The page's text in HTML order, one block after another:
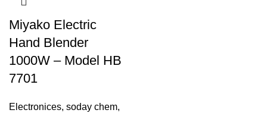
Miyako Electric
Hand Blender
1000W – Model HB
7701
Electronices, soday chem,